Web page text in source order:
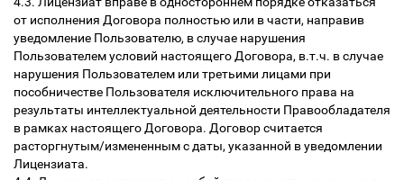
от исполнения Договора полностью или в части, направив
уведомление Пользователю, в случае нарушения
Пользователем условий настоящего Договора, в.т.ч. в случае
нарушения Пользователем или третьими лицами при
пособничестве Пользователя исключительного права на
результаты интеллектуальной деятельности Правообладателя
в рамках настоящего Договора. Договор считается
расторгнутым/измененным с даты, указанной в уведомлении
Лицензиата.